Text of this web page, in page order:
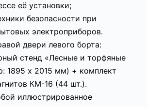
её установки;
безопасности при
электроприборов.
двери левого борта:
стенд «Лесные и торфяные
1895 х 2015 мм) + комплект
КМ-16 (44 шт.).
иллюстрированное